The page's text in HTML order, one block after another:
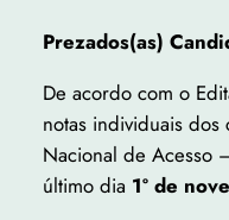
Prezados(as)
De acordo com o
notas individuais dos
Nacional de Acesso
último dia 1º de